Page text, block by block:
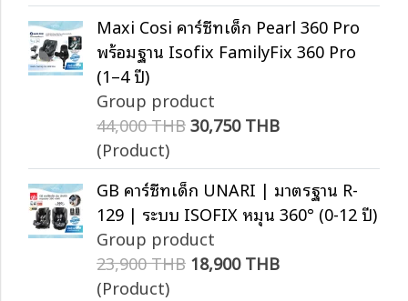
Maxi Cosi คาร์ซีทเด็ก Pearl 360 Pro
พร้อมฐาน Isofix FamilyFix 360 Pro
(1–4 ปี)
Group product
44,000 THB30,750 THB
(Product)
GB คาร์ซีทเด็ก UNARI | มาตรฐาน R-
129 | ระบบ ISOFIX หมุน 360° (0-12 ปี)
Group product
23,900 THB 18,900 THB
(Product)